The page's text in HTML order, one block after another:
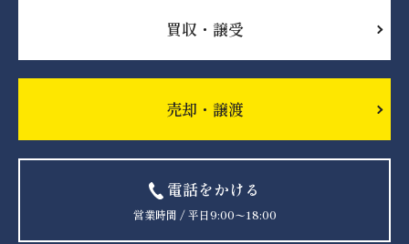
買収・譲受
売却・譲渡
電話をかける
営業時間 / 平日9:00〜18:00